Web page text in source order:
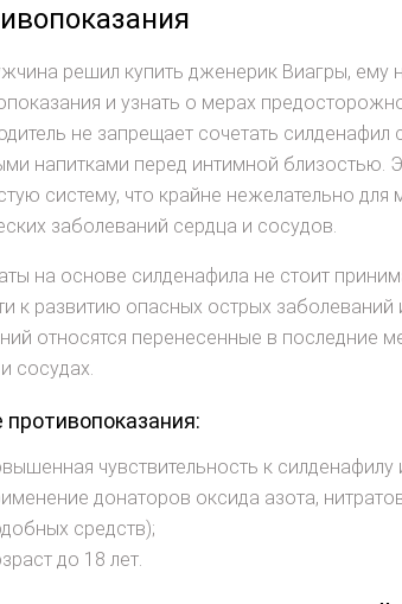
решил купить дженерик Виагры,
и узнать о мерах
не запрещает сочетать
напитками перед интимной близостью.
систему, что крайне нежелательно
заболеваний сердца и сосудов.
на основе силденафила не стоит
к развитию опасных острых
относятся перенесенные в последние
сосудах.
противопоказания:
чувствительность к
донаторов оксида азота,
средств);
до 18 лет.